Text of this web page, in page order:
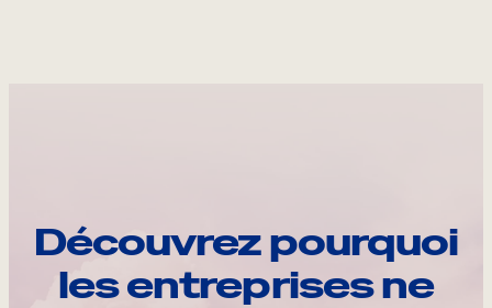
Découvrez pourquoi
les entreprises ne